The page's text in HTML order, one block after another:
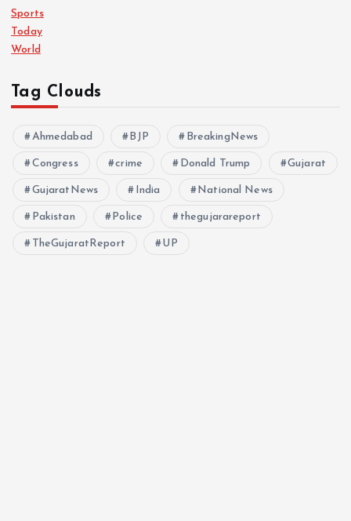
Sports
Today
World
Tag Clouds
Ahmedabad BJP BreakingNews
Congress crime Donald Trump Gujarat
GujaratNews India National News
Pakistan Police thegujarareport
TheGujaratReport UP